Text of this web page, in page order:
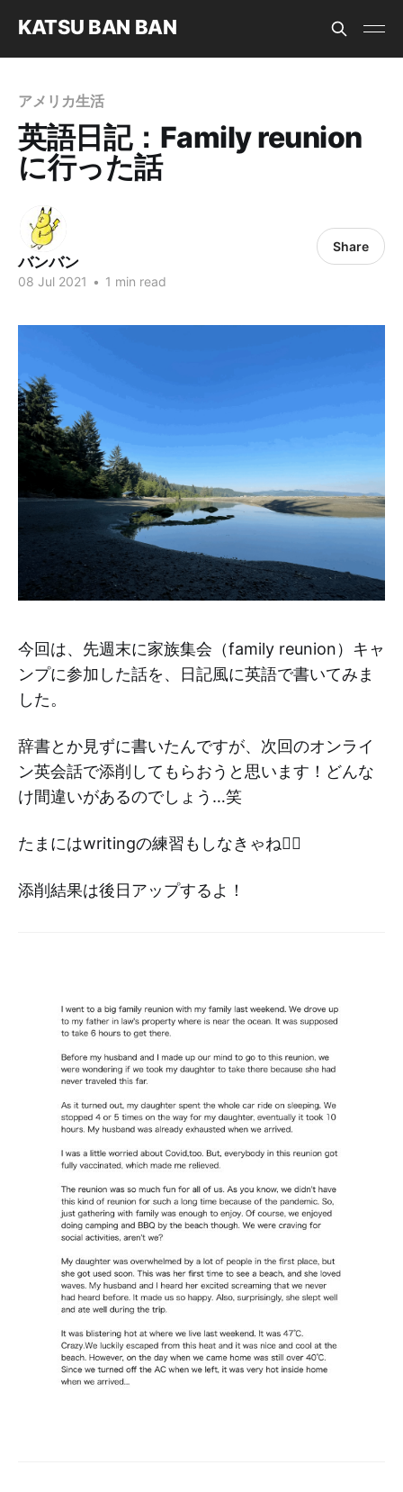
KATSU BAN BAN
アメリカ生活
英語日記：Family reunion
に行った話
バンバン
08 Jul 2021 • 1 min read
Share
今回は、先週末に家族集会（family reunion）キャ
ンプに参加した話を、日記風に英語で書いてみま
した。
辞書とか見ずに書いたんですが、次回のオンライ
ン英会話で添削してもらおうと思います！どんな
け間違いがあるのでしょう…笑
たまにはwritingの練習もしなきゃね✍🏻
添削結果は後日アップするよ！